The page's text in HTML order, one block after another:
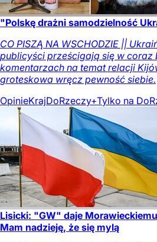
"Polskę drażni samodzielność
CO PISZĄ NA WSCHODZIE ||
publicyści prześcigają się w coraz
komentarzach na temat relacji
groteskowa wręcz pewność siebie.
OpinieKrajDoRzeczy+Tylko na
Lisicki: "GW" daje
Mam nadzieję, że się mylą